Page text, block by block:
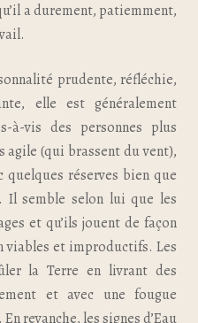
a durement, patiemment,
prudente, réfléchie,
elle est généralement
à-vis des personnes plus
agile (qui brassent du vent),
quelques réserves bien que
Il semble selon lui que les
et qu’ils jouent de façon
viables et improductifs. Les
la Terre en livrant des
et avec une fougue
revanche, les signes d’Eau